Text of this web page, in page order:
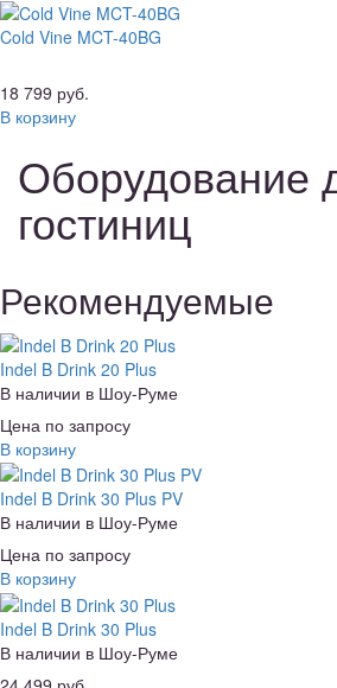
Cold Vine MCT-40BG
18 799 руб.
В корзину
Оборудование
гостиниц
Рекомендуемые
Indel B Drink 20 Plus
В наличии в Шоу-Руме
Цена по запросу
В корзину
Indel B Drink 30 Plus PV
В наличии в Шоу-Руме
Цена по запросу
В корзину
Indel B Drink 30 Plus
В наличии в Шоу-Руме